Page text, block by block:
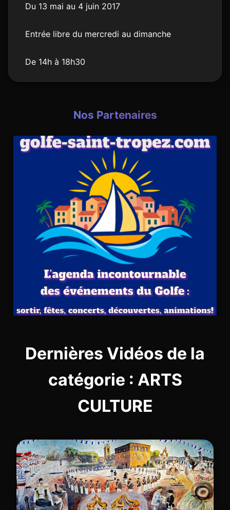
Du 13 mai au 4 juin 2017
Entrée libre du mercredi au dimanche
De 14h à 18h30
Nos Partenaires
Dernières Vidéos de la
catégorie : ARTS
CULTURE